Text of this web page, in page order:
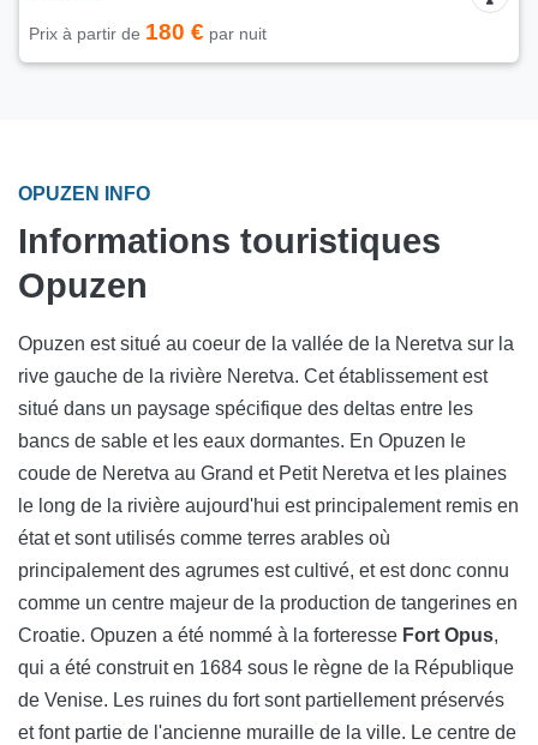
Prix à partir de 180 € par nuit
OPUZEN INFO
Informations touristiques
Opuzen
Opuzen est situé au coeur de la vallée de la Neretva sur la
rive gauche de la rivière Neretva. Cet établissement est
situé dans un paysage spécifique des deltas entre les
bancs de sable et les eaux dormantes. En Opuzen le
coude de Neretva au Grand et Petit Neretva et les plaines
le long de la rivière aujourd'hui est principalement remis en
état et sont utilisés comme terres arables où
principalement des agrumes est cultivé, et est donc connu
comme un centre majeur de la production de tangerines en
Croatie. Opuzen a été nommé à la forteresse Fort Opus,
qui a été construit en 1684 sous le règne de la République
de Venise. Les ruines du fort sont partiellement préservés
et font partie de l'ancienne muraille de la ville. Le centre de